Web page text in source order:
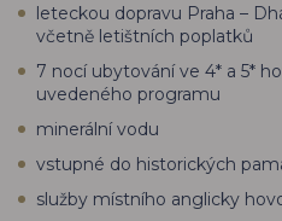
leteckou dopravu Praha –
včetně letištních poplatků
7 nocí ubytování ve 4* a 5*
uvedeného programu
minerální vodu
vstupné do historických
služby místního anglicky